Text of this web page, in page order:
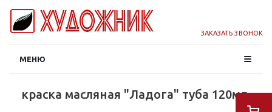
ЗАКАЗАТЬ ЗВОНОК
МЕНЮ
краска масляная "Ладога" туба 120мл.